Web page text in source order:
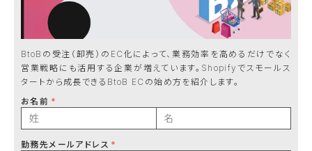
BtoBの受注（卸売）のEC化によって、業務効率を高めるだけでなく
営業戦略にも活用する企業が増えています。Shopifyでスモールス
タートから成長できるBtoB ECの始め方を紹介します。
お名前
勤務先メールアドレス